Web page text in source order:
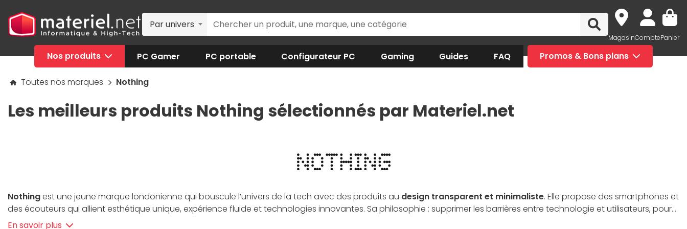
Par univers
MagasinComptePanier
Nos produits PC Gamer PC portable Configurateur PC Gaming Guides FAQ Promos & Bons plans
Toutes nos marques Nothing
Les meilleurs produits Nothing sélectionnés par Materiel.net
Nothingest une jeune marque londonienne qui bouscule l’univers de la tech avec des produits au design transparent et minimaliste. Elle propose des smartphones et
des écouteurs qui allient esthétique unique, expérience fluide et technologies innovantes. Sa philosophie : supprimer les barrières entre technologie et utilisateurs, pour
un usage intuitif et raffiné. Avec des finitions premium, un écosystème ouvert et une approche disruptive, Nothing attire ceux qui veulent se démarquer des standards
En savoir plus